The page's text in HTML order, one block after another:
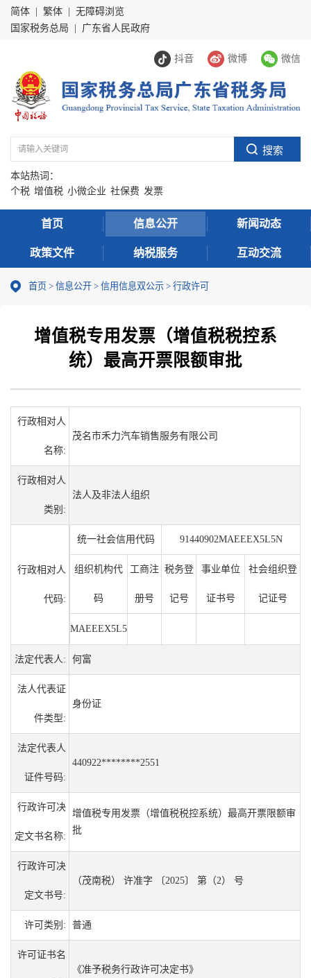
简体 繁体
无障碍浏览
国家税务总局
广东省人民政府
抖音 微博 微信
本站热词：
个税 增值税 小微企业 社保费 发票
首页 信息公开 新闻动态
政策文件 纳税服务 互动交流
首页 > 信息公开 > 信用信息双公示 > 行政许可
增值税专用发票（增值税税控系
统）最高开票限额审批
行政相对人
名称:
茂名市禾力汽车销售服务有限公司
行政相对人
类别:
法人及非法人组织
行政相对人
代码:
统一社会信用代码 91440902MAEEEX5L5N
组织机构代
码
工商注
册号
税务登
记号
事业单位
证书号
社会组织登
记证号
MAEEEX5L5
法定代表人: 何富
法人代表证
件类型:
身份证
法定代表人
证件号码:
440922********2551
行政许可决
定文书名称:
增值税专用发票（增值税税控系统）最高开票限额审
批
行政许可决
定文书号:
（茂南税） 许准字 〔2025〕 第（2） 号
许可类别: 普通
许可证书名
《准予税务行政许可决定书》